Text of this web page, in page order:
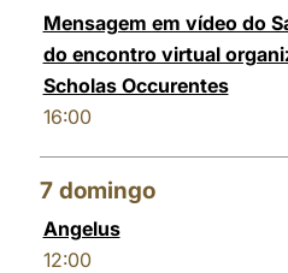
Mensagem em vídeo do
do encontro virtual
Scholas Occurentes
16:00
7 domingo
Angelus
12:00